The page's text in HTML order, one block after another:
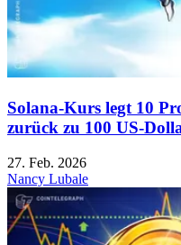
Solana-Kurs legt 10
zurück zu 100 US-
27. Feb. 2026
Nancy Lubale